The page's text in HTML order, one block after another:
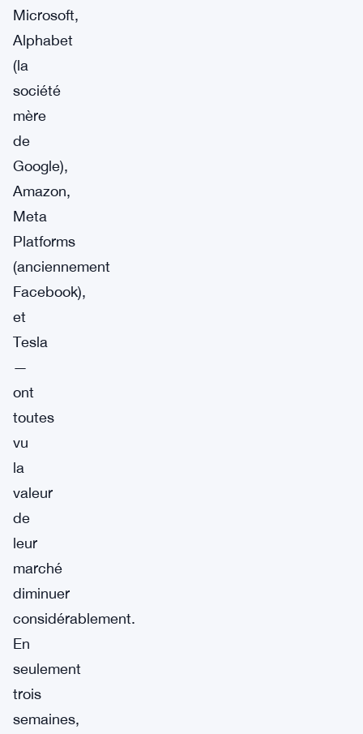
Microsoft,
Alphabet
(la
société
mère
de
Google),
Amazon,
Meta
Platforms
(anciennement
Facebook),
et
Tesla
—
ont
toutes
vu
la
valeur
de
leur
marché
diminuer
considérablement.
En
seulement
trois
semaines,